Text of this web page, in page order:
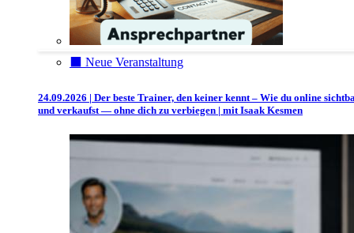
⬛️ Neue Veranstaltung
24.09.2026 | Der beste Trainer, den keiner kennt – Wie du online
und verkaufst — ohne dich zu verbiegen | mit Isaak Kesmen